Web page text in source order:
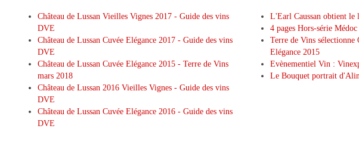
Château de Lussan Vieilles Vignes 2017 - Guide des vins
DVE
Château de Lussan Cuvée Elégance 2017 - Guide des vins
DVE
Château de Lussan Cuvée Elégance 2015 - Terre de Vins
mars 2018
Château de Lussan 2016 Vieilles Vignes - Guide des vins
DVE
Château de Lussan Cuvée Elégance 2016 - Guide des vins
DVE
L'Earl Caussan obtient le
4 pages Hors-série
Terre de Vins sélectionne
Elégance 2015
Evènementiel Vin :
Le Bouquet portrait